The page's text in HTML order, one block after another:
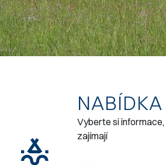
NABÍDKA
Vyberte si
zajímají